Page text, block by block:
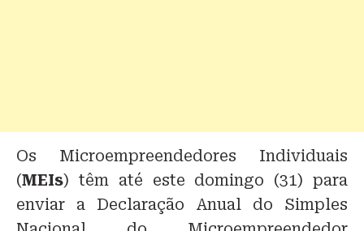
Os Microempreendedores Individuais
(MEIs) têm até este domingo (31) para
enviar a Declaração Anual do Simples